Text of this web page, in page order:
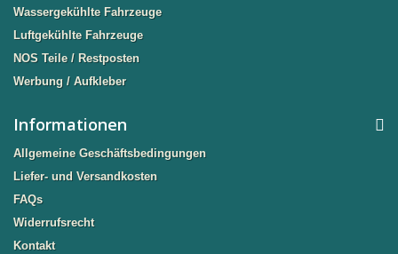
Wassergekühlte Fahrzeuge
Luftgekühlte Fahrzeuge
NOS Teile / Restposten
Werbung / Aufkleber
Informationen
Allgemeine Geschäftsbedingungen
Liefer- und Versandkosten
FAQs
Widerrufsrecht
Kontakt